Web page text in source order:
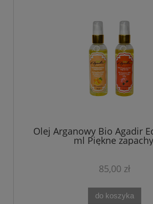
Olej Arganowy Bio Agadir
ml Piękne
85,00 zł
do koszyka